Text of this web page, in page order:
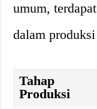
umum,
dalam
Tahap
Produksi